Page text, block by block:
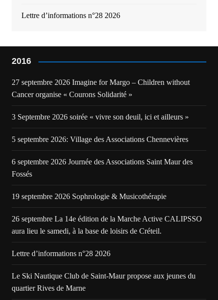
Lettre d’informations n°28 2026
2016
27 septembre 2026 Imagine for Margo – Children without
Cancer organise « Courons Solidarité »
3 Septembre 2026 soirée « vivre son deuil, ici et ailleurs »
5 septembre 2026: Village des Associations Chennevières
6 septembre 2026 Journée des Associations Saint Maur des
Fossés
19 septembre 2026 Sophrologie & Musicothérapie
26 septembre La 14e édition de la Marche Active CALIPSSO
aura lieu le samedi, à la base de loisirs de Créteil.
Lettre d’informations n°28 2026
Le Ski Nautique Club de Saint-Maur propose aux jeunes du
quartier Rives de Marne